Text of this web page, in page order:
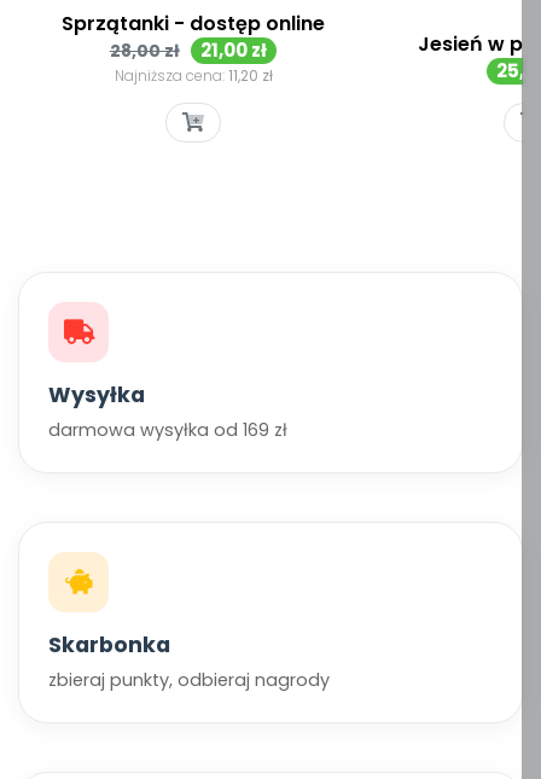
Sprzątanki - dostęp online
Cena
podstawowa
28,00 zł Cena
21,00 zł
Najniższa cena:11,20 zł
Jesień w
Wysyłka
darmowa wysyłka od 169 zł
Skarbonka
zbieraj punkty, odbieraj nagrody